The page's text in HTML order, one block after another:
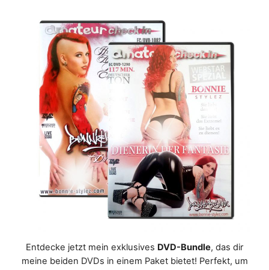
Entdecke jetzt mein exklusives DVD-Bundle, das dir
meine beiden DVDs in einem Paket bietet! Perfekt, um